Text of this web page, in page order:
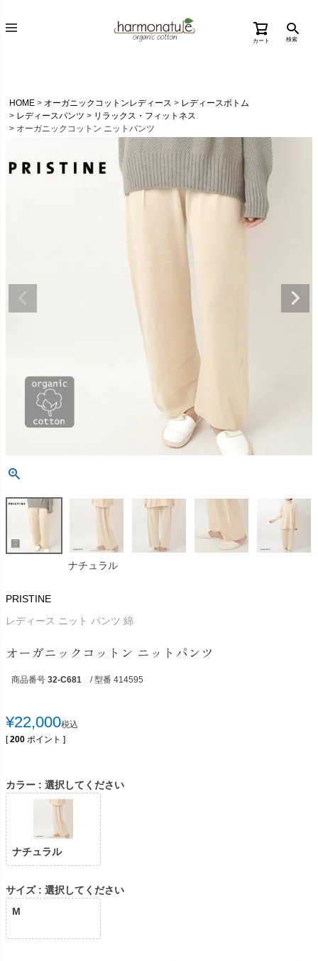
カート 検索
HOME オーガニックコットンレディース
レディースボトム
レディースパンツ
リラックス・フィットネス
オーガニックコットン ニットパンツ
ナチュラル
PRISTINE
レディース ニット パンツ 綿
オーガニックコットン ニットパンツ
商品番号 32-C681 / 型番 414595
¥22,000税込
[ 200 ポイント ]
カラー 選択してください
ナチュラル
サイズ
選択してください
M